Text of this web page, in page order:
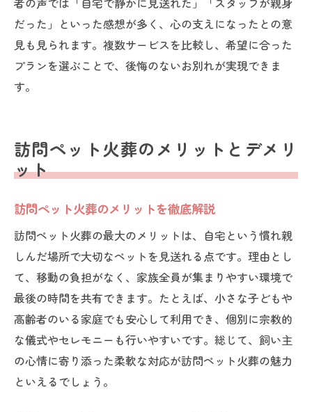
だった」といった感想が多く、心の支えになったとの意
見も見られます。複数サービスを比較し、希望に合った
プランを選ぶことで、後悔のないお別れが実現できま
す。
訪問ペット火葬のメリットとデメリ
ット
訪問ペット火葬のメリットを徹底解説
訪問ペット火葬の最大のメリットは、自宅という慣れ親
しんだ場所で大切なペットを見送れる点です。理由とし
て、移動の負担がなく、家族全員が集まりやすい環境で
最後の時間を共有できます。たとえば、小さな子どもや
高齢者のいる家庭でも安心して利用でき、個別に宗教的
な儀式やセレモニーも行いやすいです。総じて、飼い主
の心情に寄り添った柔軟な対応が訪問ペット火葬の魅力
といえるでしょう。